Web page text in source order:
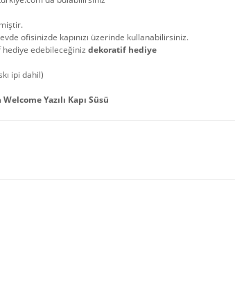
ofisinizde kapınızı üzerinde kullanabilirsiniz.
edebileceğiniz dekoratif hediye
ipi dahil)
Yazılı Kapı Süsü